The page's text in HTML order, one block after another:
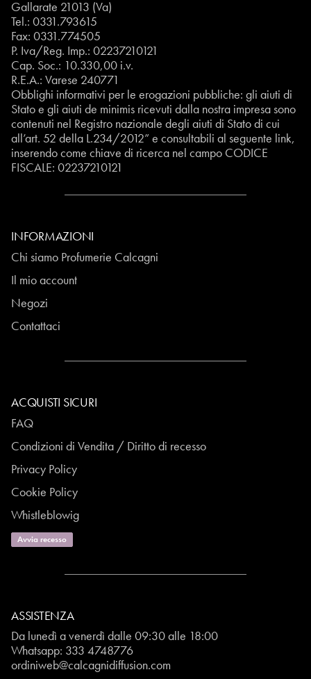
Gallarate 21013 (Va)
Tel.: 0331.793615
Fax: 0331.774505
P. Iva/Reg. Imp.: 02237210121
Cap. Soc.: 10.330,00 i.v.
R.E.A.: Varese 240771
Obblighi informativi per le erogazioni pubbliche: gli aiuti di
Stato e gli aiuti de minimis ricevuti dalla nostra impresa sono
contenuti nel Registro nazionale degli aiuti di Stato di cui
all’art. 52 della L.234/2012” e consultabili al seguente link,
inserendo come chiave di ricerca nel campo CODICE
FISCALE: 02237210121
INFORMAZIONI
Chi siamo Profumerie Calcagni
Il mio account
Negozi
Contattaci
ACQUISTI SICURI
FAQ
Condizioni di Vendita / Diritto di recesso
Privacy Policy
Cookie Policy
Whistleblowig
Avvia recesso
ASSISTENZA
Da lunedì a venerdì dalle 09:30 alle 18:00
Whatsapp: 333 4748776
ordiniweb@calcagnidiffusion.com